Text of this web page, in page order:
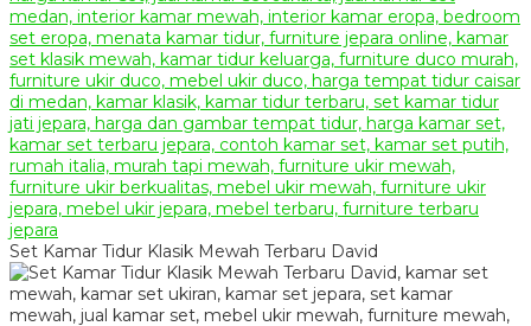
Set Kamar Tidur Klasik Mewah Terbaru David